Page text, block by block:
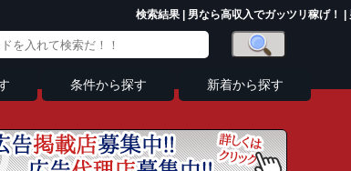
検索結果 | 男なら高収入でガッツリ稼げ！ |
条件から探す 新着から探す